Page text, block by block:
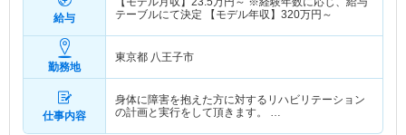
給与
テーブルにて決定 【モデル年収】 320万円～
勤務地
東京都 八王子市
仕事内容
身体に障害を抱えた方に対するリハビリテーション